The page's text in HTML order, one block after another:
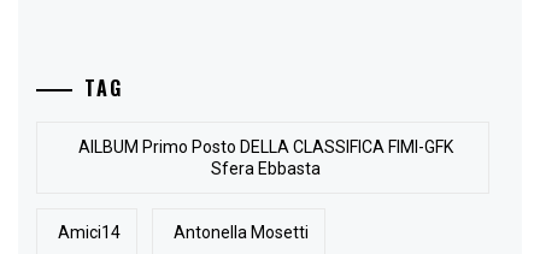
TAG
AlLBUM Primo Posto DELLA CLASSIFICA FIMI-GFK
Sfera Ebbasta
Amici14 Antonella Mosetti